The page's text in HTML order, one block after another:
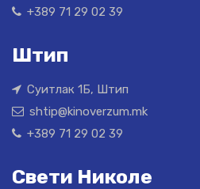
+389 71 29 02 39
Штип
Суитлак 1Б, Штип
shtip@kinoverzum.mk
+389 71 29 02 39
Свети Николе